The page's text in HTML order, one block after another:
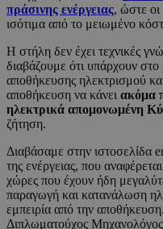
πράσινης ενέργειας, ώστε
ισότιμα από το μειωμένο
Η στήλη δεν έχει τεχνικές
διαβάζουμε ότι υπάρχουν
αποθήκευσης ηλεκτρισμού
αποθήκευση να κάνει ακόμα
ηλεκτρικά απομονωμένη
ζήτηση.
Διαβάσαμε στην ιστοσελίδα
της ενέργειας, που
χώρες που έχουν ήδη
παραγωγή και κατανάλωση
εμπειρία από την
Διπλωματούχος